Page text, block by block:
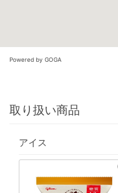
Powered by GOGA
取り扱い商品
アイス